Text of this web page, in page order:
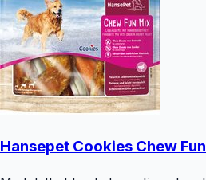
Hansepet Cookies Chew